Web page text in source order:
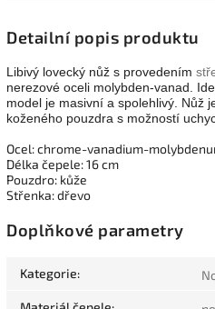
Detailní popis produktu
Libivý lovecký nůž s provedením
nerezové oceli molybden-vanad.
model je masivní a spolehlivý. Nůž
koženého pouzdra s možností
Ocel: chrome-vanadium-
Délka čepele: 16 cm
Pouzdro: kůže
Střenka: dřevo
Doplňkové parametry
Kategorie: